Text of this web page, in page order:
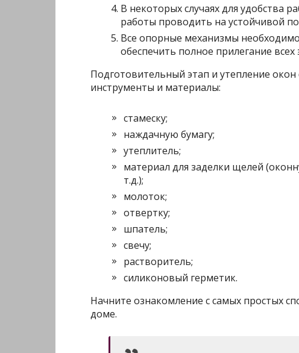
В некоторых случаях для удобства
работы проводить на устойчивой
Все опорные механизмы
обеспечить полное прилегание всех
Подготовительный этап и утепление
инструменты и материалы:
стамеску;
наждачную бумагу;
утеплитель;
материал для заделки щелей
т.д.);
молоток;
отвертку;
шпатель;
свечу;
растворитель;
силиконовый герметик.
Начните ознакомление с самых простых
доме.